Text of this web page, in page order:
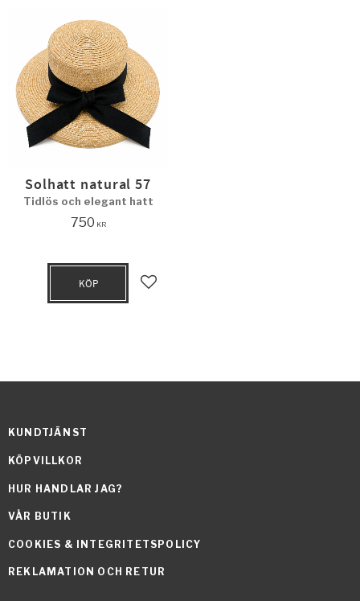
Solhatt natural 57
Tidlös och elegant hatt
750 KR
Lägg till i favoriter
KÖP
KUNDTJÄNST
KÖPVILLKOR
HUR HANDLAR JAG?
VÅR BUTIK
COOKIES & INTEGRITETSPOLICY
REKLAMATION OCH RETUR